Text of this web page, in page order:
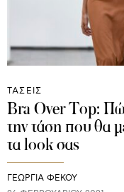
ΤΑΣΕΙΣ
Bra Over Top:
την τάση που θα
τα look σας
ΓΕΩΡΓΙΑ ΦΕΚΟΥ